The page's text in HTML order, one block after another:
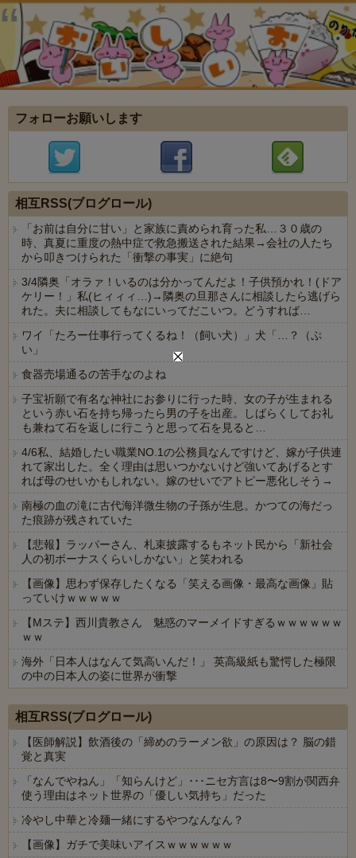
フォローお願いします
相互RSS(ブログロール)
「お前は自分に甘い」と家族に責められ育った私…３０歳の
時、真夏に重度の熱中症で救急搬送された結果→会社の人たち
から叩きつけられた「衝撃の事実」に絶句
3/4隣奥「オラァ！いるのは分かってんだよ！子供預かれ！(ドア
ケリー！」私(ヒィィィ…)→隣奥の旦那さんに相談したら逃げら
れた。夫に相談してもなにいってだこいつ。どうすれば…
ワイ「たろー仕事行ってくるね！（飼い犬）」犬「…？（ぷ
い」
食器売場通るの苦手なのよね
子宝祈願で有名な神社にお参りに行った時、女の子が生まれる
という赤い石を持ち帰ったら男の子を出産。しばらくしてお礼
も兼ねて石を返しに行こうと思って石を見ると…
4/6私、結婚したい職業NO.1の公務員なんですけど、嫁が子供連
れて家出した。全く理由は思いつかないけど強いてあげるとす
れば母のせいかもしれない。嫁のせいでアトピー悪化しそう→
南極の血の滝に古代海洋微生物の子孫が生息。かつての海だっ
た痕跡が残されていた
【悲報】ラッパーさん、札束披露するもネット民から「新社会
人の初ボーナスくらいしかない」と笑われる
【画像】思わず保存したくなる「笑える画像・最高な画像」貼
っていけｗｗｗｗｗ
【Mステ】西川貴教さん 魅惑のマーメイドすぎるｗｗｗｗｗｗ
ｗｗ
海外「日本人はなんて気高いんだ！」 英高級紙も驚愕した極限
の中の日本人の姿に世界が衝撃
相互RSS(ブログロール)
【医師解説】飲酒後の「締めのラーメン欲」の原因は？ 脳の錯
覚と真実
「なんでやねん」「知らんけど」･･･ニセ方言は8〜9割が関西弁
使う理由はネット世界の「優しい気持ち」だった
冷やし中華と冷麺一緒にするやつなんなん？
【画像】ガチで美味いアイスｗｗｗｗｗｗ